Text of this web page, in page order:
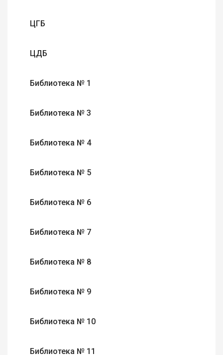
ЦГБ
ЦДБ
Библиотека № 1
Библиотека № 3
Библиотека № 4
Библиотека № 5
Библиотека № 6
Библиотека № 7
Библиотека № 8
Библиотека № 9
Библиотека № 10
Библиотека № 11